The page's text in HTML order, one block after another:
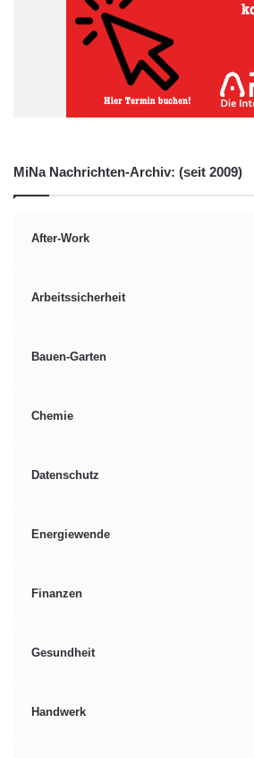
MiNa Nachrichten-Archiv: (seit 2009)
After-Work
Arbeitssicherheit
Bauen-Garten
Chemie
Datenschutz
Energiewende
Finanzen
Gesundheit
Handwerk